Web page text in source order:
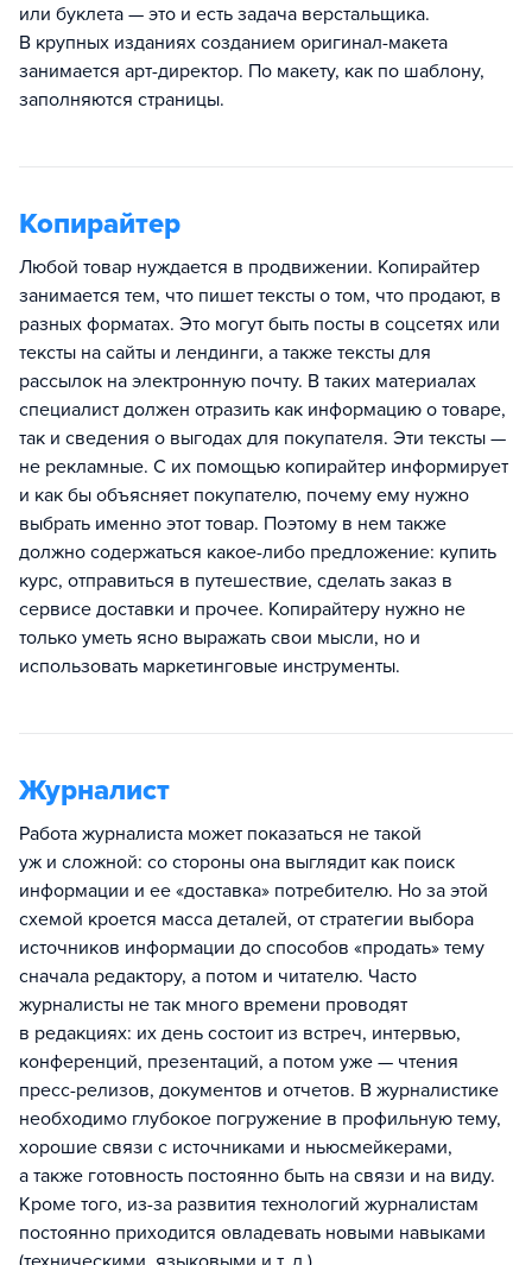
или буклета — это и есть задача верстальщика.
В крупных изданиях созданием оригинал-макета
занимается арт-директор. По макету, как по шаблону,
заполняются страницы.
Копирайтер
Любой товар нуждается в продвижении. Копирайтер
занимается тем, что пишет тексты о том, что продают, в
разных форматах. Это могут быть посты в соцсетях или
тексты на сайты и лендинги, а также тексты для
рассылок на электронную почту. В таких материалах
специалист должен отразить как информацию о товаре,
так и сведения о выгодах для покупателя. Эти тексты —
не рекламные. С их помощью копирайтер информирует
и как бы объясняет покупателю, почему ему нужно
выбрать именно этот товар. Поэтому в нем также
должно содержаться какое-либо предложение: купить
курс, отправиться в путешествие, сделать заказ в
сервисе доставки и прочее. Копирайтеру нужно не
только уметь ясно выражать свои мысли, но и
использовать маркетинговые инструменты.
Журналист
Работа журналиста может показаться не такой
уж и сложной: со стороны она выглядит как поиск
информации и ее «доставка» потребителю. Но за этой
схемой кроется масса деталей, от стратегии выбора
источников информации до способов «продать» тему
сначала редактору, а потом и читателю. Часто
журналисты не так много времени проводят
в редакциях: их день состоит из встреч, интервью,
конференций, презентаций, а потом уже — чтения
пресс-релизов, документов и отчетов. В журналистике
необходимо глубокое погружение в профильную тему,
хорошие связи с источниками и ньюсмейкерами,
а также готовность постоянно быть на связи и на виду.
Кроме того, из-за развития технологий журналистам
постоянно приходится овладевать новыми навыками